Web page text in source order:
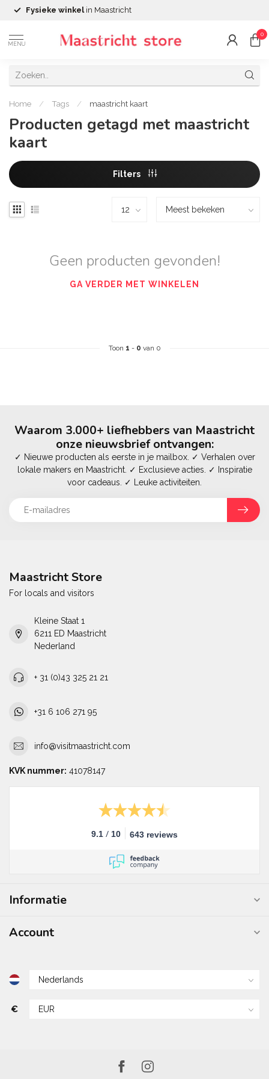
Fysieke winkel in Maastricht
MENU
0
Home / Tags / maastricht kaart
Producten getagd met maastricht
kaart
Filters
Geen producten gevonden!
GA VERDER MET WINKELEN
Toon 1 - 0 van 0
Waarom 3.000+ liefhebbers van Maastricht
onze nieuwsbrief ontvangen:
✓ Nieuwe producten als eerste in je mailbox. ✓ Verhalen over
lokale makers en Maastricht. ✓ Exclusieve acties. ✓ Inspiratie
voor cadeaus. ✓ Leuke activiteiten.
Maastricht Store
For locals and visitors
Kleine Staat 1
6211 ED Maastricht
Nederland
+ 31 (0)43 325 21 21
+31 6 106 271 95
info@visitmaastricht.com
KVK nummer: 41078147
9.1 / 10 643 reviews
Informatie
Account
€